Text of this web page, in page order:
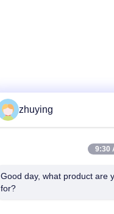
Télégramme
86--0519-
zhuying
9:30
Good day, what product are
for?